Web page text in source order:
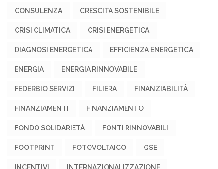
CONSULENZA CRESCITA SOSTENIBILE
CRISI CLIMATICA CRISI ENERGETICA
DIAGNOSI ENERGETICA EFFICIENZA ENERGETICA
ENERGIA ENERGIA RINNOVABILE
FEDERBIO SERVIZI FILIERA FINANZIABILITÀ
FINANZIAMENTI FINANZIAMENTO
FONDO SOLIDARIETÀ FONTI RINNOVABILI
FOOTPRINT FOTOVOLTAICO GSE
INCENTIVI INTERNAZIONALIZZAZIONE